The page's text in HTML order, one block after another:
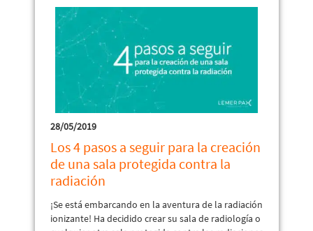
28/05/2019
Los 4 pasos a seguir para la creación
de una sala protegida contra la
radiación
¡Se está embarcando en la aventura de la radiación
ionizante! Ha decidido crear su sala de radiología o